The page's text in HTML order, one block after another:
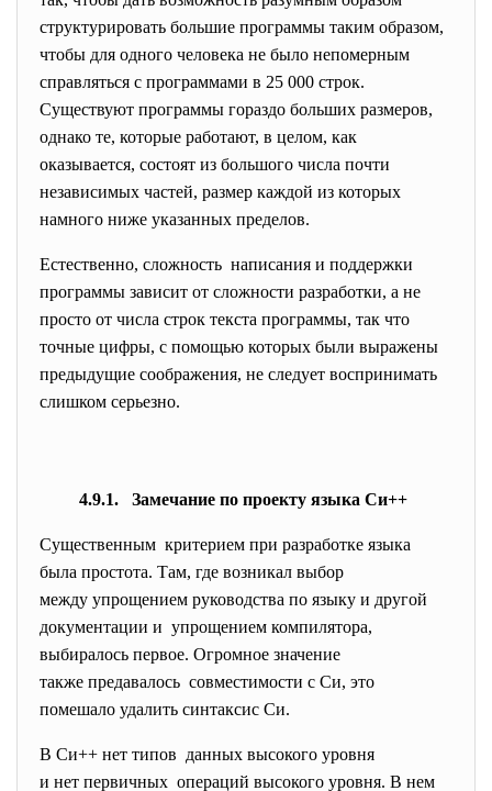
структурировать большие программы таким образом,
чтобы для одного человека не было непомерным
справляться с программами в 25 000 строк.
Существуют программы гораздо больших размеров,
однако те, которые работают, в целом, как
оказывается, состоят из большого числа почти
независимых частей, размер каждой из которых
намного ниже указанных пределов.
Естественно, сложность написания и поддержки
программы зависит от сложности разработки, а не
просто от числа строк текста программы, так что
точные цифры, с помощью которых были выражены
предыдущие соображения, не следует воспринимать
слишком серьезно.
4.9.1. Замечание по проекту языка Си++
Существенным критерием при разработке языка
была простота. Там, где возникал выбор
между упрощением руководства по языку и другой
документации и упрощением компилятора,
выбиралось первое. Огромное значение
также предавалось совместимости с Cи, это
помешало удалить синтаксис Cи.
В Си++ нет типов данных высокого уровня
и нет первичных операций высокого уровня. В нем